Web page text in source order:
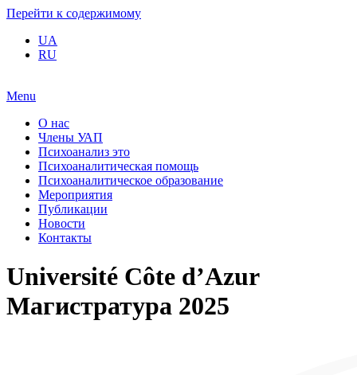
Перейти к содержимому
UA
RU
Menu
О нас
Члены УАП
Психоанализ это
Психоаналитическая помощь
Психоаналитическое образование
Мероприятия
Публикации
Новости
Контакты
Université Côte d’Azur
Магистратура 2025